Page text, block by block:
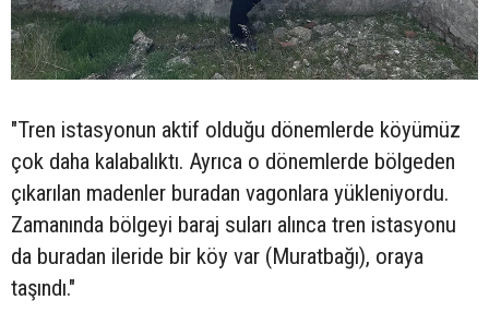
"Tren istasyonun aktif olduğu dönemlerde köyümüz
çok daha kalabalıktı. Ayrıca o dönemlerde bölgeden
çıkarılan madenler buradan vagonlara yükleniyordu.
Zamanında bölgeyi baraj suları alınca tren istasyonu
da buradan ileride bir köy var (Muratbağı), oraya
taşındı."